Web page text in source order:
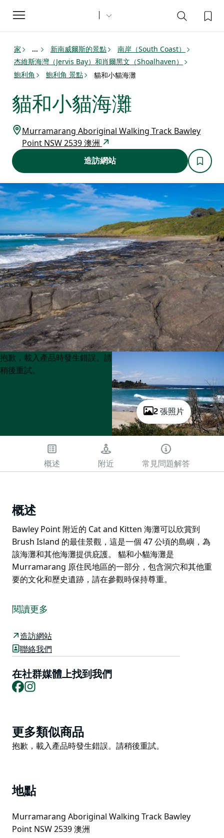
Toggle
navigation
家 ... 新南威爾斯的景點
南岸（South Coast）
杰維斯海灣（Jervis Bay）和肖爾黑文（Shoalhaven）
鮑利角
鮑利角 景點 貓和小貓海灘
貓和小貓海灘
Murramarang Aboriginal Walking Track Bawley
Point NSW 2539 澳洲
造訪網站
2 張照片
Product
List
Product
List
抱歉，載入產品時發生錯誤。請
稍後重試。
概述 附近 常見問題解答
概述
Bawley Point 附近的 Cat and Kitten 海灘可以欣賞到
Brush Island 的最佳景觀，這是一個 47 公頃的島嶼，為
該海灘和其他海灘提供庇護。 貓和小貓海灘是
Murramarang 原住民地區的一部分，包含洞穴和其他重
要的文化和歷史遺跡，請在參觀時保持尊重。
Brush Island 的最佳景觀，這是一個 47 公頃的島嶼，為
該海灘和其他海灘提供庇護。
貓和小貓海灘是 Murramarang 原住民地區的一部分，
包含洞穴和其他重要的文化和歷史遺跡，請在參觀時保持
尊重。
閱讀更多
造訪網站
聯絡我們
在社群媒體上找到我們
Facebook
Product
List
更多類似商品
Product
抱歉，載入產品時發生錯誤。請稍後重試。
地點
Murramarang Aboriginal Walking Track Bawley
Point NSW 2539 澳洲